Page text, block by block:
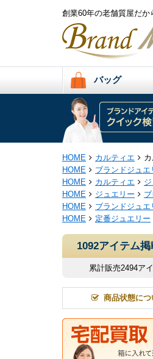
創業60年の老舗質屋だか
バッグ
HOME カルティエ
HOME
ブランドジュエ
HOME
カルティエ
HOME
ジュエリー ブ
HOME
ブランドジュエ
HOME
定番ジュエリー
1092アイテム掲
累計販売2494ア
商品状態につ